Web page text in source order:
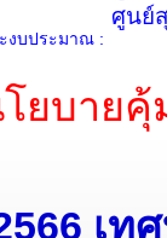
งบประมาณ :
ศูนย์
ยบาย
เท